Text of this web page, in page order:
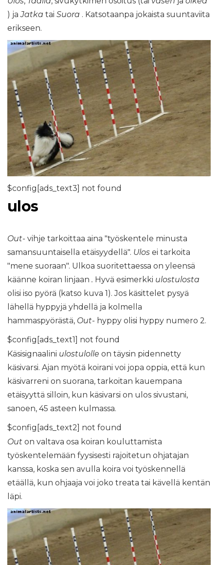
) jaJatka tai Suora . Katsotaanpa jokaista suuntaviita
erikseen.
$config[ads_text3] not found
ulos
Out- vihje tarkoittaa aina "työskentele minusta
samansuuntaisella etäisyydellä". Ulos ei tarkoita
"mene suoraan". Ulkoa suoritettaessa on yleensä
käänne koiran linjaan . Hyvä esimerkki ulostulosta
olisi iso pyörä (katso kuva 1). Jos käsittelet pysyä
lähellä hyppyjä yhdellä ja kolmella
hammaspyörästä, Out- hyppy olisi hyppy numero 2.
$config[ads_text1] not found
Käsisignaalini ulostulolle on täysin pidennetty
käsivarsi. Ajan myötä koirani voi jopa oppia, että kun
käsivarreni on suorana, tarkoitan kauempana
etäisyyttä silloin, kun käsivarsi on ulos sivustani,
sanoen, 45 asteen kulmassa.
$config[ads_text2] not found
Out on valtava osa koiran kouluttamista
työskentelemään fyysisesti rajoitetun ohjatajan
kanssa, koska sen avulla koira voi työskennellä
etäällä, kun ohjaaja voi joko treata tai kävellä kentän
läpi.